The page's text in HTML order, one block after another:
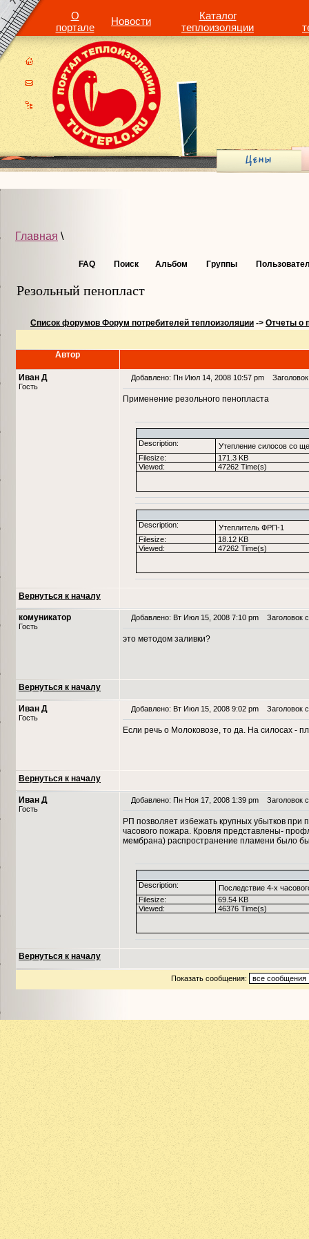
О
портале
Новости
Каталог
теплоизоляции
Главная \
FAQ Поиск Альбом Группы
Резольный пенопласт
Список форумов Форум потребителей теплоизоляции -> Отчеты о
Автор
Иван Д
Гость
Добавлено: Пн Июл 14, 2008 10:57 pm
Применение резольного пенопласта
Description:
Утепление силосов со
Filesize:
171.3 KB
Viewed:
47262 Time(s)
Description:
Утеплитель ФРП-1
Filesize:
18.12 KB
Viewed:
47262 Time(s)
Вернуться к началу
комуникатор
Гость
Добавлено: Вт Июл 15, 2008 7:10 pm Заголовок
это методом заливки?
Вернуться к началу
Иван Д
Гость
Добавлено: Вт Июл 15, 2008 9:02 pm Заголовок
Если речь о Молоковозе, то да. На силосах -
Вернуться к началу
Иван Д
Гость
Добавлено: Пн Ноя 17, 2008 1:39 pm Заголовок
РП позволяет избежать крупных убытков при
часового пожара. Кровля представлены-
мембрана) распространение пламени было
Description:
Последствие 4-х
Filesize:
69.54 KB
Viewed:
46376 Time(s)
Вернуться к началу
Показать сообщения: